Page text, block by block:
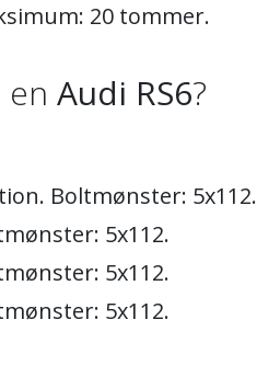
20 tommer.
en Audi RS6?
Boltmønster: 5x112.
5x112.
5x112.
5x112.